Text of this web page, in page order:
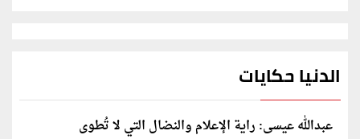
الدنيا حكايات
عبدالله عيسى: راية الإعلام والنضال التي لا تُطوى